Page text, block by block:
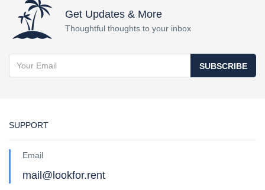
Get Updates & More
Thoughtful thoughts to your inbox
SUBSCRIBE
SUPPORT
Email
mail@lookfor.rent